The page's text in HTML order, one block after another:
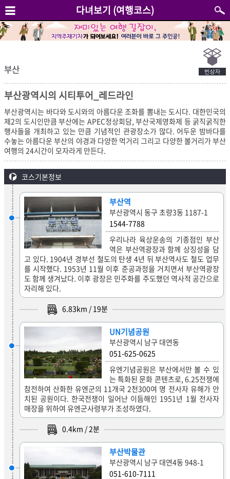
다녀보기 (여행코스)
부산
부산광역시의 시티투어_레드라인
부산광역시는 바다와 도시와의 아름다운 조화를 뽐내는 도시다. 대한민국의
제2의 도시인만큼 부산에는 APEC정상회담, 부산국제영화제 등 굵직굵직한
행사들을 개최하고 있는 만큼 기념적인 관광장소가 많다. 어두운 밤바다를
수놓는 아름다운 부산의 야경과 다양한 먹거리 그리고 다양한 볼거리가 부산
여행의 24시간이 모자라게 만든다.
코스기본정보
부산역
부산광역시 동구 초량3동 1187-1
1544-7788
우리나라 육상운송의 기종점인 부산
역은 부산역광장과 함께 상징성을 담
고 있다. 1904년 경부선 철도의 탄생 4년 뒤 부산역사도 철도 업무
를 시작했다. 1953년 11월 이후 준공과정을 거치면서 부산역광장
도 함께 생겨났다. 이후 광장은 민주화를 주도했던 역사적 공간으로
자리해 있다.
6.83km / 19분
UN기념공원
부산광역시 남구 대연동
051-625-0625
유엔기념공원은 부산에서만 볼 수 있
는 특화된 문화 콘텐츠로, 6.25전쟁에
참전하여 산화한 유엔군의 11개국 2천300여 명 전사자 유해가 안
치된 공원이다. 한국전쟁이 일어난 이듬해인 1951년 1월 전사자
매장을 위하여 유엔군사령부가 조성하였다.
0.4km /2분
부산박물관
부산광역시 남구 대연4동 948-1
051-610-7111